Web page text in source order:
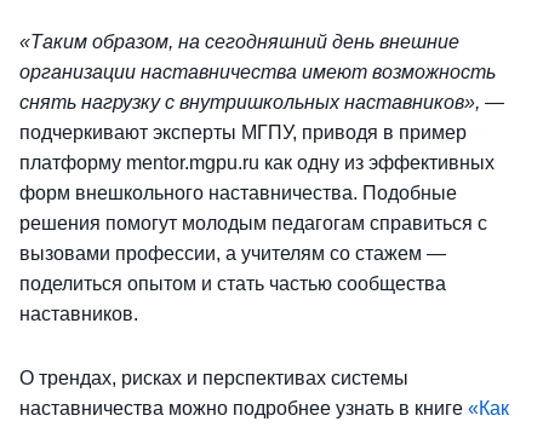
«Таким образом, на сегодняшний день внешние
организации наставничества имеют возможность
снять нагрузку с внутришкольных наставников», —
подчеркивают эксперты МГПУ, приводя в пример
платформу mentor.mgpu.ru как одну из эффективных
форм внешкольного наставничества. Подобные
решения помогут молодым педагогам справиться с
вызовами профессии, а учителям со стажем —
поделиться опытом и стать частью сообщества
наставников.
О трендах, рисках и перспективах системы
наставничества можно подробнее узнать в книге «Как